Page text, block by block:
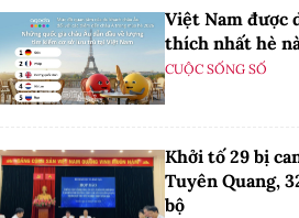
Việt Nam được
thích nhất hè
CUỘC SỐNG SỐ
Khởi tố 29 bị
Tuyên Quang,
bộ